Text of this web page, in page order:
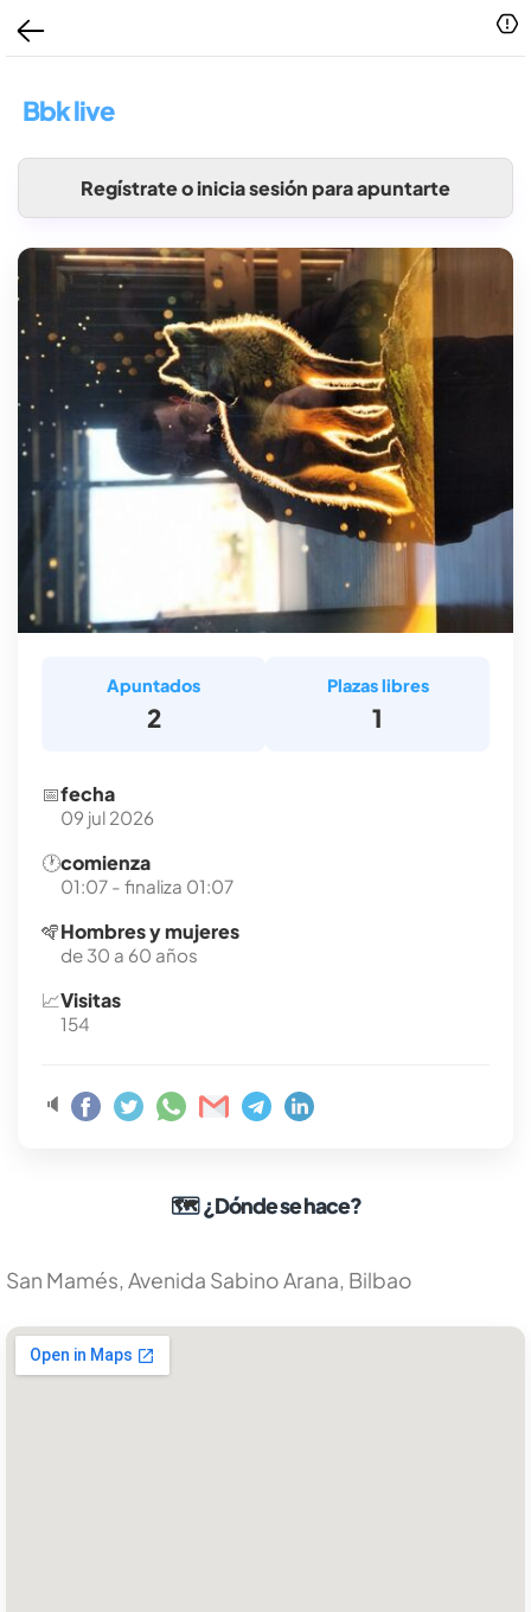
Bbk live
Regístrate o inicia sesión para apuntarte
Apuntados
2
Plazas libres
1
📅fecha
09 jul 2026
🕐comienza
01:07 - finaliza 01:07
🪇Hombres y mujeres
de 30 a 60 años
📈Visitas
154
🔈
🗺¿Dónde se hace?
San Mamés, Avenida Sabino Arana, Bilbao